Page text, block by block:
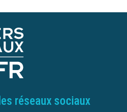
réseaux sociaux